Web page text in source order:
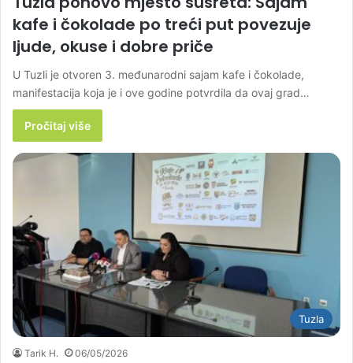
kafe i čokolade po treći put povezuje
ljude, okuse i dobre priče
U Tuzli je otvoren 3. međunarodni sajam kafe i čokolade,
manifestacija koja je i ove godine potvrdila da ovaj grad…
Pročitaj više
Tuzla
Tarik H. 06/05/2026